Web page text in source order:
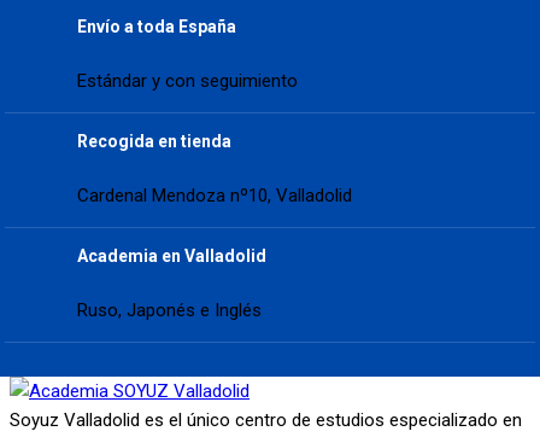
Envío a toda España
Estándar y con seguimiento
Recogida en tienda
Cardenal Mendoza nº10, Valladolid
Academia en Valladolid
Ruso, Japonés e Inglés
Soyuz Valladolid es el único centro de estudios especializado en